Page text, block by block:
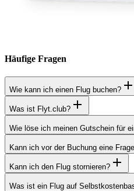
Häufige Fragen
Wie kann ich einen Flug buchen?
Was ist Flyt.club?
Wie löse ich meinen Gutschein für
Kann ich vor der Buchung eine
Kann ich den Flug stornieren?
Was ist ein Flug auf